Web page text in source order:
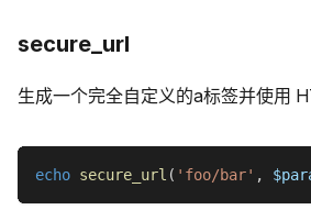
secure_url
生成一个完全自定义的a标签并使用
echo secure_url ( 'foo/bar' ,